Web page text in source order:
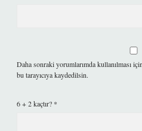
Daha sonraki yorumlarımda kullanılması
bu tarayıcıya kaydedilsin.
6 + 2 kaçtır? *